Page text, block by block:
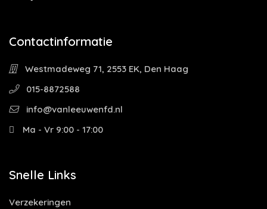
Contactinformatie
Westmadeweg 71, 2553 EK, Den Haag
015-8872588
info@vanleeuwenfd.nl
Ma - Vr 9:00 - 17:00
Snelle Links
Verzekeringen